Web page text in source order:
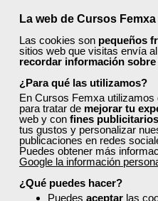
La web de Cursos
Las cookies son pequeños
sitios web que visitas envía al
recordar información
¿Para qué las utilizamos?
En Cursos Femxa utilizamos
para tratar de mejorar tu
web y con fines publicitarios
tus gustos y personalizar
publicaciones en redes
Puedes obtener más
Google la información
¿Qué puedes hacer?
Puedes aceptar las
Curso
80
Online
Ver
0